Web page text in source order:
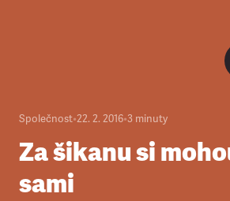
Společnost•22. 2. 2016•3 minuty
Za šikanu si
sami